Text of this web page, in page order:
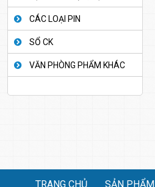
CÁC LOẠI PIN
SỔ CK
VĂN PHÒNG PHẨM KHÁC
TRANG CHỦ SẢN PHẨM